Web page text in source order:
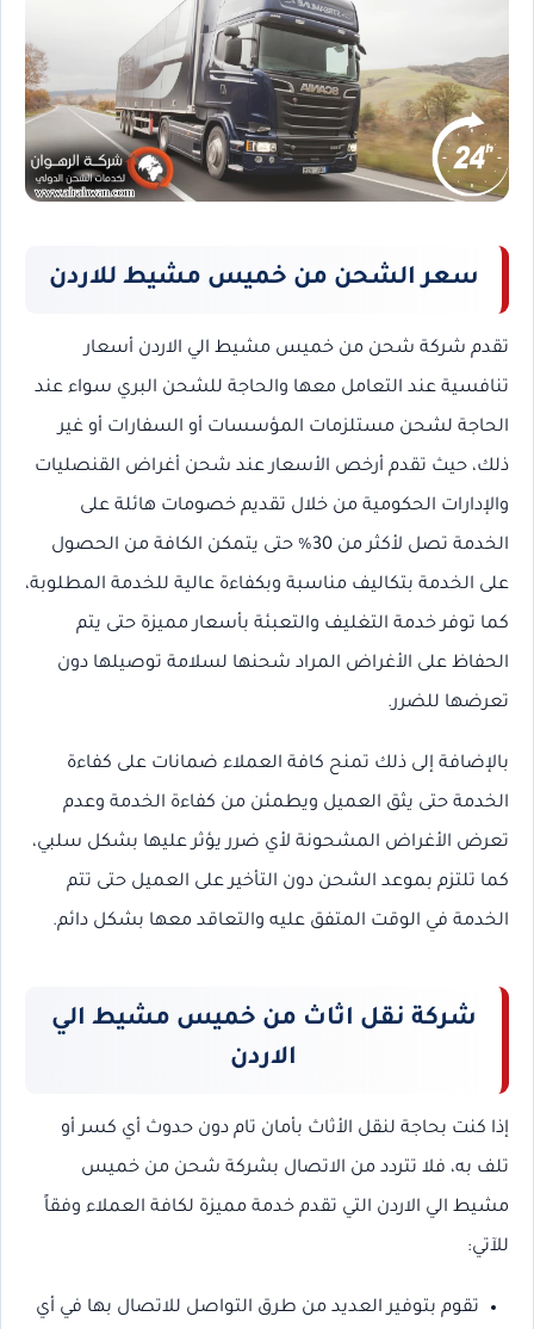
سعر الشحن من خميس مشيط للاردن
تقدم شركة شحن من خميس مشيط الي الاردن أسعار
تنافسية عند التعامل معها والحاجة للشحن البري سواء عند
الحاجة لشحن مستلزمات المؤسسات أو السفارات أو غير
ذلك، حيث تقدم أرخص الأسعار عند شحن أغراض القنصليات
والإدارات الحكومية من خلال تقديم خصومات هائلة على
الخدمة تصل لأكثر من 30% حتى يتمكن الكافة من الحصول
على الخدمة بتكاليف مناسبة وبكفاءة عالية للخدمة المطلوبة،
كما توفر خدمة التغليف والتعبئة بأسعار مميزة حتى يتم
الحفاظ على الأغراض المراد شحنها لسلامة توصيلها دون
تعرضها للضرر.
بالإضافة إلى ذلك تمنح كافة العملاء ضمانات على كفاءة
الخدمة حتى يثق العميل ويطمئن من كفاءة الخدمة وعدم
تعرض الأغراض المشحونة لأي ضرر يؤثر عليها بشكل سلبي،
كما تلتزم بموعد الشحن دون التأخير على العميل حتى تتم
الخدمة في الوقت المتفق عليه والتعاقد معها بشكل دائم.
شركة نقل اثاث من خميس مشيط الي
الاردن
إذا كنت بحاجة لنقل الأثاث بأمان تام دون حدوث أي كسر أو
تلف به، فلا تتردد من الاتصال بشركة شحن من خميس
مشيط الي الاردن التي تقدم خدمة مميزة لكافة العملاء وفقاً
للآتي:
تقوم بتوفير العديد من طرق التواصل للاتصال بها في أي